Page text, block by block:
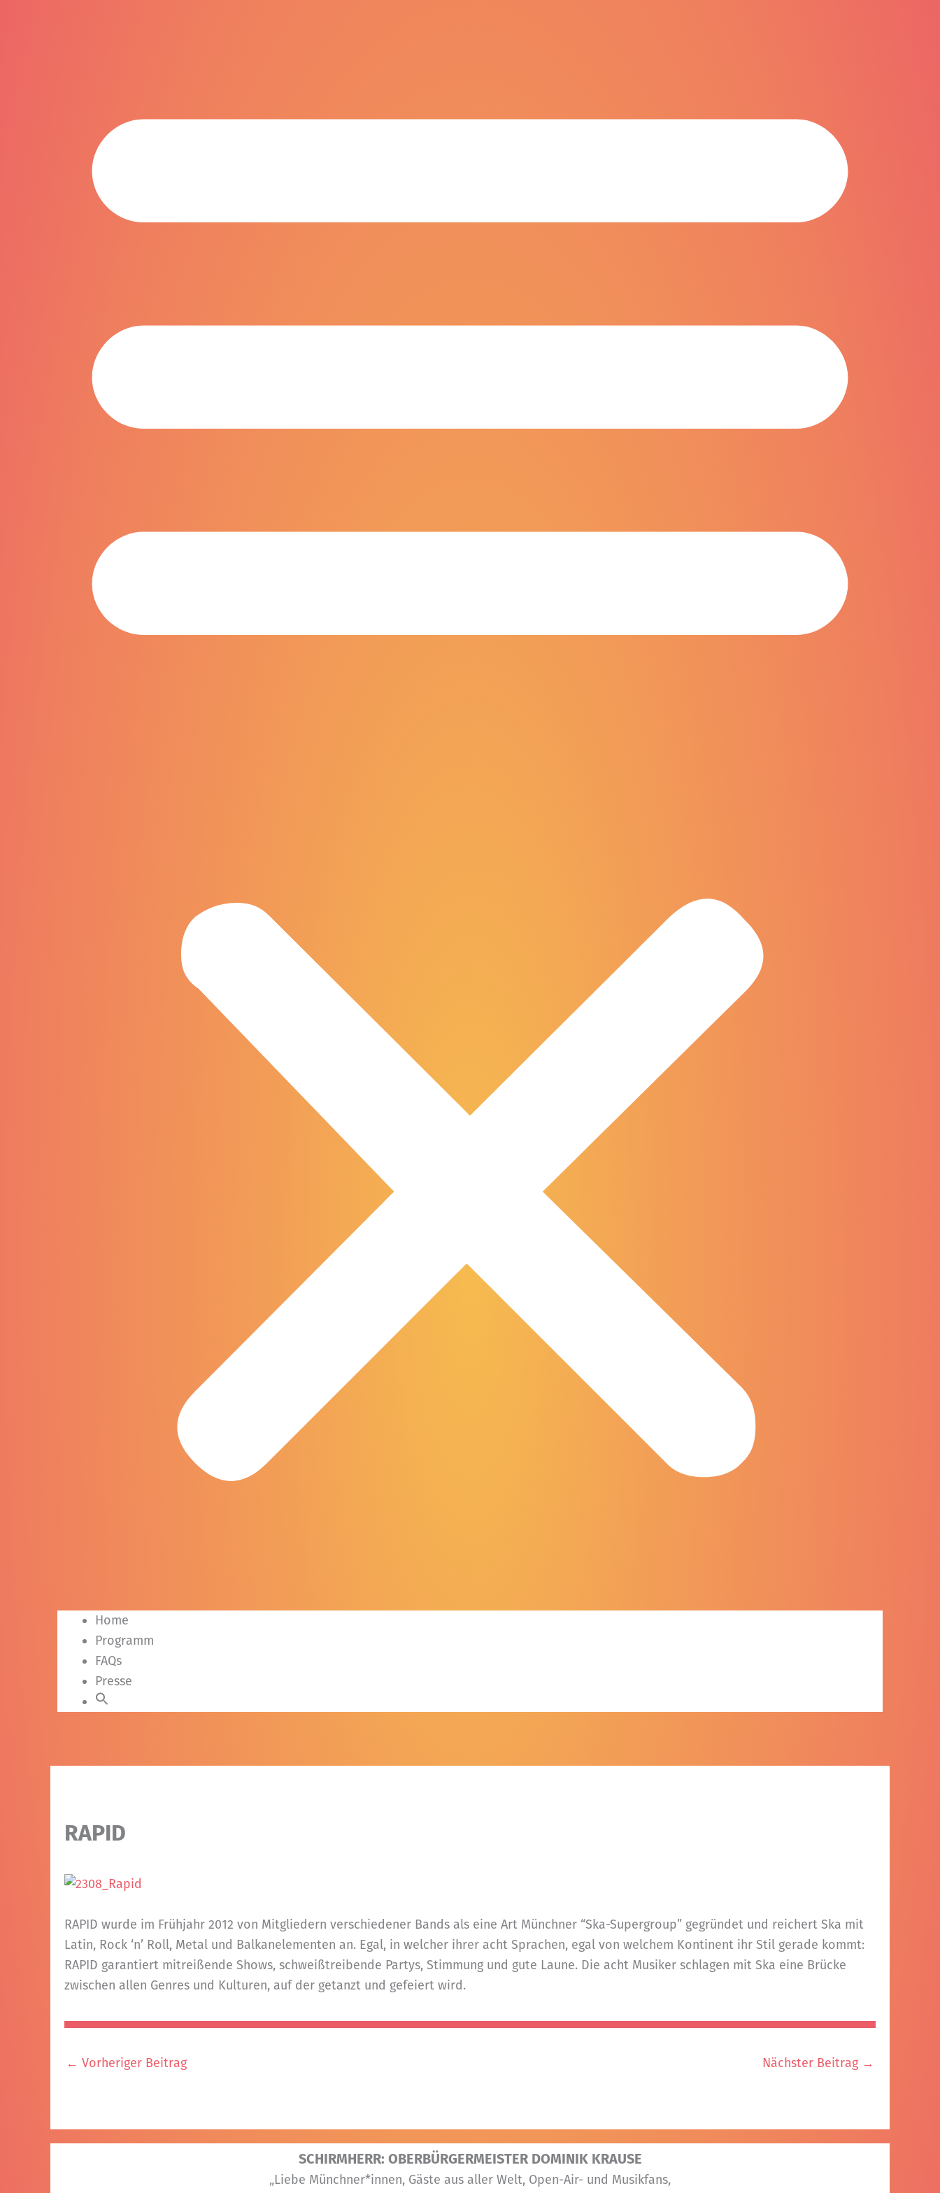
Home
Programm
FAQs
Presse
RAPID
RAPID wurde im Frühjahr 2012 von Mitgliedern verschiedener Bands als eine Art Münchner “Ska-Supergroup” gegründet und reichert Ska mit
Latin, Rock ‘n’ Roll, Metal und Balkanelementen an. Egal, in welcher ihrer acht Sprachen, egal von welchem Kontinent ihr Stil gerade kommt:
RAPID garantiert mitreißende Shows, schweißtreibende Partys, Stimmung und gute Laune. Die acht Musiker schlagen mit Ska eine Brücke
zwischen allen Genres und Kulturen, auf der getanzt und gefeiert wird.
← Vorheriger Beitrag Nächster Beitrag →
SCHIRMHERR: OBERBÜRGERMEISTER DOMINIK KRAUSE
„Liebe Münchner*innen, Gäste aus aller Welt, Open-Air- und Musikfans,